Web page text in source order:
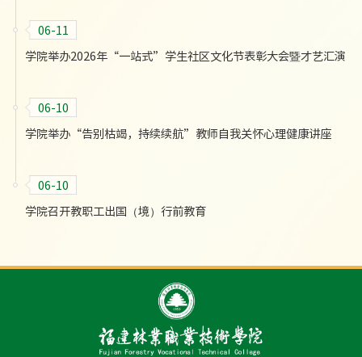
06-11
学院举办2026年“一站式”学生社区文化节表彰大会暨才艺汇演
06-10
学院举办“告别枯竭，持续续航”教师自我关怀心理健康讲座
06-10
学院召开教职工出国（境）行前教育